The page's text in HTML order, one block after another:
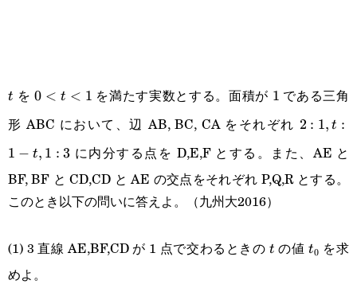
t
t を0<t<1
0 < t < 1 を満たす実数とする。面積が 1
1 である三角
形 ABC において、辺 AB, BC, CA をそれぞれ 2:1,t:1-
t,1:3
2 : 1, t :
1 − t, 1 : 3 に内分する点を D,E,F とする。また、AE と
BF, BF と CD,CD と AE の交点をそれぞれ P,Q,R とする。
このとき以下の問いに答えよ。（九州大2016）
(1) 3 直線 AE,BF,CD が 1 点で交わるときの t の値 t0 を求
めよ。